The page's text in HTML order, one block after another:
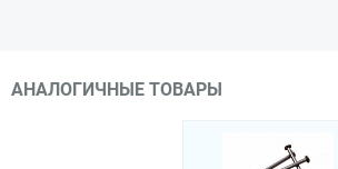
АНАЛОГИЧНЫЕ ТОВАРЫ